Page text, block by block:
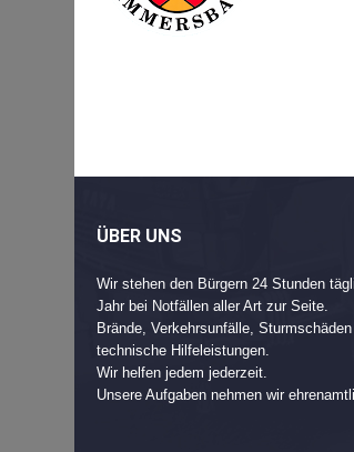
ÜBER UNS
Wir stehen den Bürgern 24 Stunden
Jahr bei Notfällen aller Art zur Seite.
Brände, Verkehrsunfälle,
technische Hilfeleistungen.
Wir helfen jedem jederzeit.
Unsere Aufgaben nehmen wir